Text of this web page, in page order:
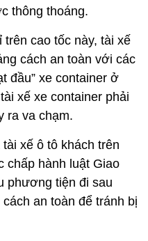
thông thoáng.
cao tốc này, tài xế
cách an toàn với các
đầu” xe container ở
xế xe container phải
ra va chạm.
xế ô tô khách trên
chấp hành luật Giao
phương tiện đi sau
an toàn để tránh bị